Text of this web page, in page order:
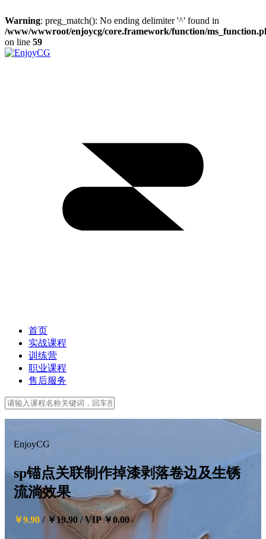
Warning: preg_match(): No ending delimiter '^' found in
/www/wwwroot/enjoycg/core.framework/function/
on line 59
首页
实战课程
训练营
职业课程
售后服务
EnjoyCG
sp锚点关联制作掉漆剥落卷边及生锈
流淌效果
￥9.90 / ￥19.90 /VIP ￥0.00